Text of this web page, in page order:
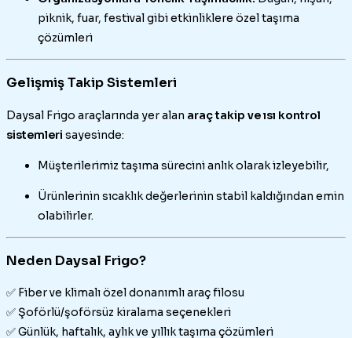
piknik, fuar, festival gibi etkinliklere özel taşıma
çözümleri
Gelişmiş Takip Sistemleri
Daysal Frigo araçlarında yer alan araç takip ve ısı kontrol
sistemleri sayesinde:
Müşterilerimiz taşıma sürecini anlık olarak izleyebilir,
Ürünlerinin sıcaklık değerlerinin stabil kaldığından emin
olabilirler.
Neden Daysal Frigo?
✅ Fiber ve klimalı özel donanımlı araç filosu
✅ Şoförlü/şoförsüz kiralama seçenekleri
✅ Günlük, haftalık, aylık ve yıllık taşıma çözümleri